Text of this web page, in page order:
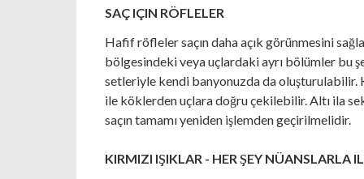
SAÇ IÇIN RÖFLELER
Hafif röfleler saçın daha açık görünmesini
bölgesindeki veya uçlardaki ayrı bölümler bu
setleriyle kendi banyonuzda da oluşturulabilir.
ile köklerden uçlara doğru çekilebilir. Altı ila
saçın tamamı yeniden işlemden geçirilmelidir.
KIRMIZI IŞIKLAR - HER ŞEY NÜANSLARLA